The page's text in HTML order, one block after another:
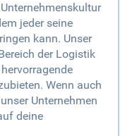
jeder seine
kann. Unser
der Logistik
Wenn auch
Unternehmen
deine